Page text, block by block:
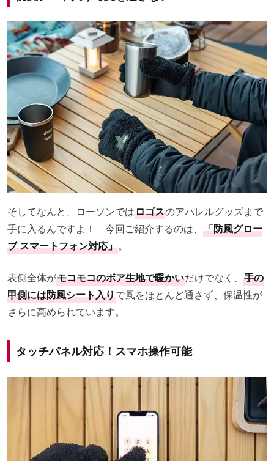
そしてなんと、ローソンではロゴスのアパレルグッズまで
手に入るんですよ！ 今回ご紹介するのは、 「防風グロー
ブ スマートフォン対応」。
表側全体がモコモコのボア生地で暖かいだけでなく、 手の
甲側には防風シート入りで風をほとんど通さず、保温性が
さらに高められています。
タッチパネル対応！スマホ操作可能